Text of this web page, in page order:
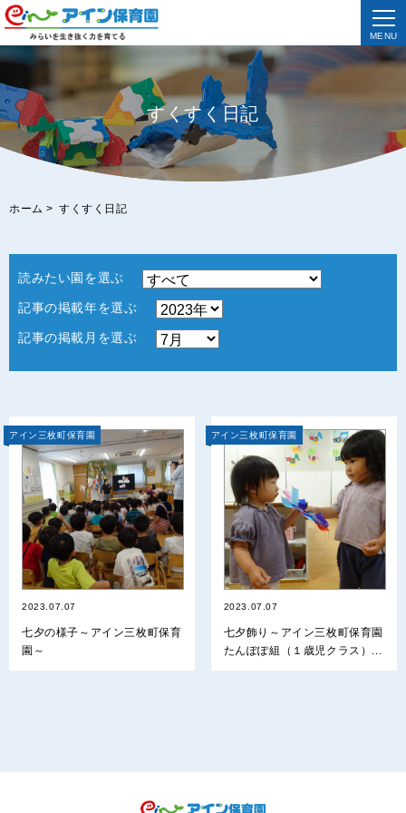
MENU
すくすく日記
ホーム > すくすく日記
読みたい園を選ぶ
記事の掲載年を選ぶ
記事の掲載月を選ぶ
アイン三枚町保育園
2023.07.07
七夕の様子～アイン三枚町保育
園～
アイン三枚町保育園
2023.07.07
七夕飾り～アイン三枚町保育園
たんぽぽ組（１歳児クラス）...